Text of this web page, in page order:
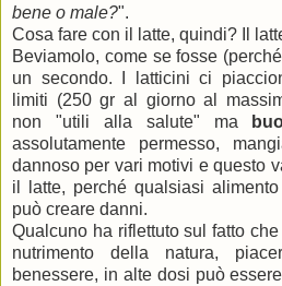
bene o male?".
Cosa fare con il latte, quindi? Il
Beviamolo, come se fosse
un secondo. I latticini ci
limiti (250 gr al giorno al
non "utili alla salute" ma
assolutamente permesso,
dannoso per vari motivi e questo
il latte, perché qualsiasi
può creare danni.
Qualcuno ha riflettuto sul fatto
nutrimento della natura,
benessere, in alte dosi può